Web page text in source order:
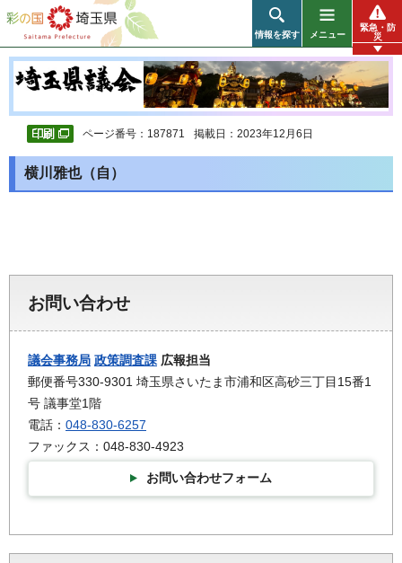
彩の国 埼玉県
情報を探す メニュー
緊急・防
災
ページ番号：187871 掲載日：2023年12月6日
横川雅也（自）
お問い合わせ
議会事務局 政策調査課 広報担当
郵便番号330-9301 埼玉県さいたま市浦和区高砂三丁目15番1
号 議事堂1階
電話： 048-830-6257
ファックス：048-830-4923
お問い合わせフォーム